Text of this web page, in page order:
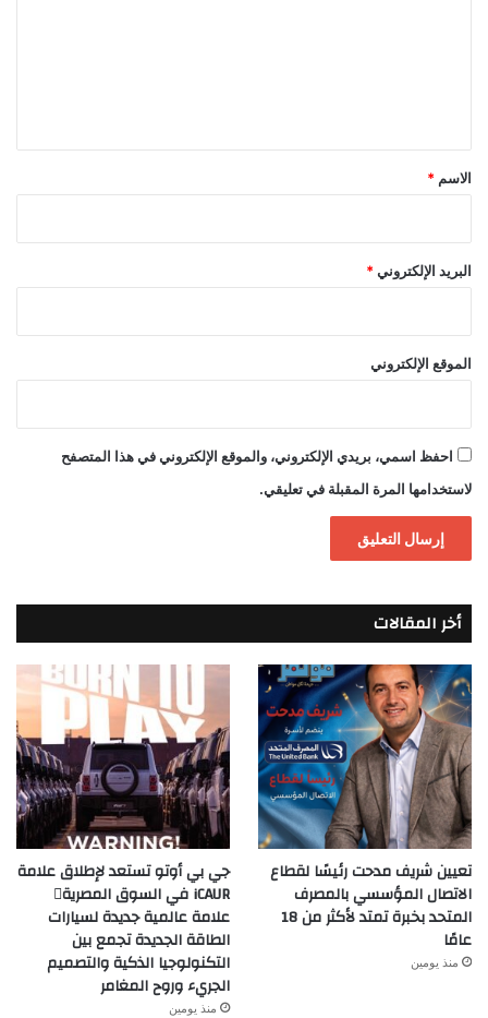
*
الاسم *
البريد الإلكتروني *
الموقع الإلكتروني
احفظ اسمي، بريدي الإلكتروني، والموقع الإلكتروني في هذا المتصفح
لاستخدامها المرة المقبلة في تعليقي.
أخر المقالات
تعيين شريف مدحت رئيسًا لقطاع
الاتصال المؤسسي بالمصرف
المتحد بخبرة تمتد لأكثر من 18
عامًا
منذ يومين
جي بي أوتو تستعد لإطلاق علامة
iCAUR في السوق المصرية
علامة عالمية جديدة لسيارات
الطاقة الجديدة تجمع بين
التكنولوجيا الذكية والتصميم
الجريء وروح المغامر
منذ يومين